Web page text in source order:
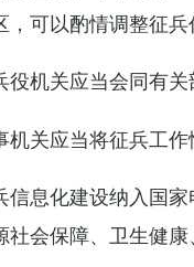
可以酌情调整征兵
机关应当会同有关
关应当将征兵工
息化建设纳入国
会保障、卫生健